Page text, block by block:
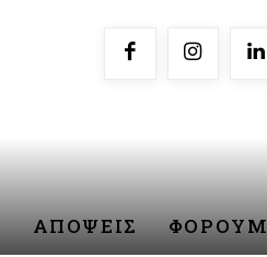
ΑΠΟΨΕΙΣ ΦΟΡΟΥΜ